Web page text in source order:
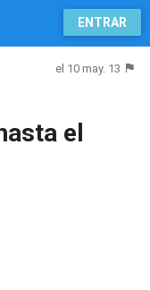
ENTRAR
el 10 may. 13
el